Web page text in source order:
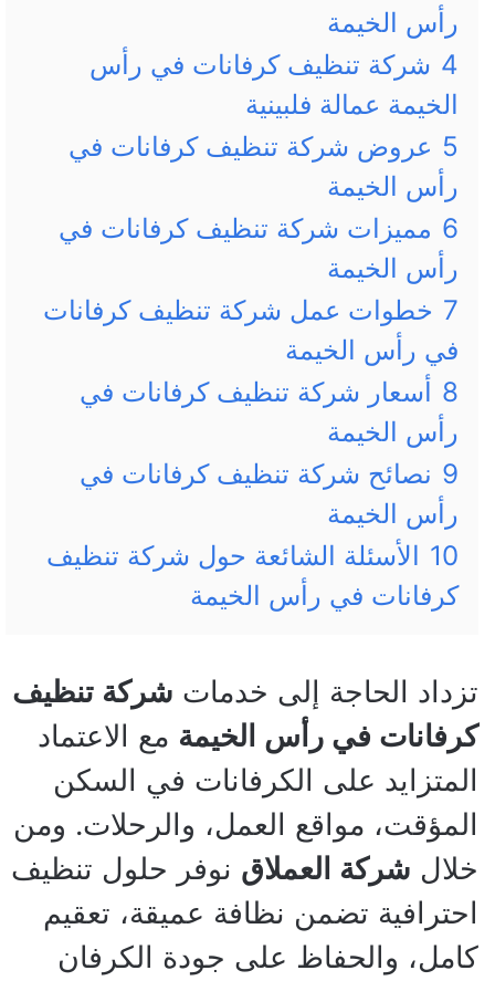
رأس الخيمة
4 شركة تنظيف كرفانات في رأس
الخيمة عمالة فلبينية
5 عروض شركة تنظيف كرفانات في
رأس الخيمة
6 مميزات شركة تنظيف كرفانات في
رأس الخيمة
7 خطوات عمل شركة تنظيف كرفانات
في رأس الخيمة
8 أسعار شركة تنظيف كرفانات في
رأس الخيمة
9 نصائح شركة تنظيف كرفانات في
رأس الخيمة
10 الأسئلة الشائعة حول شركة تنظيف
كرفانات في رأس الخيمة
تزداد الحاجة إلى خدمات شركة تنظيف
كرفانات في رأس الخيمة مع الاعتماد
المتزايد على الكرفانات في السكن
المؤقت، مواقع العمل، والرحلات. ومن
خلال شركة العملاق نوفر حلول تنظيف
احترافية تضمن نظافة عميقة، تعقيم
كامل، والحفاظ على جودة الكرفان